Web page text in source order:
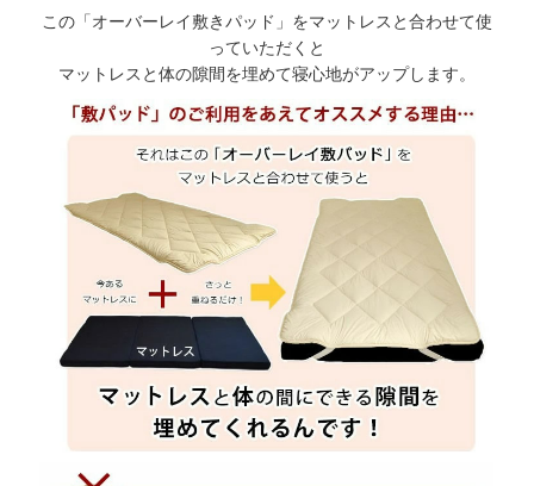
この「オーバーレイ敷きパッド」をマットレスと合わせて使
っていただくと
マットレスと体の隙間を埋めて寝心地がアップします。